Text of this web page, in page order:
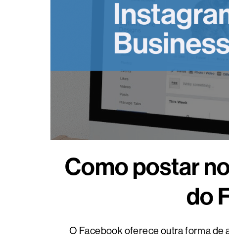
Como postar
do
O Facebook oferece outra forma de